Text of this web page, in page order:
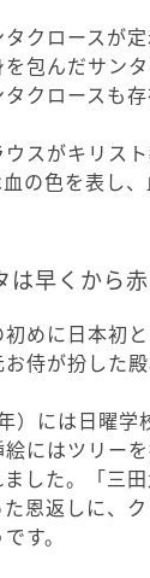
クロースが
包んだサン
クロースも存
スがキリス
の色を表し
は早くから
めに日本初
侍が扮した
）には日曜学
にはツリー
した。「三
恩返しに、
す。